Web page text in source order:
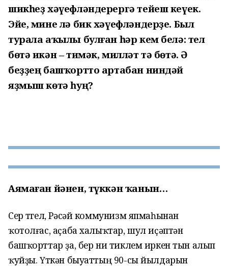
шикһеҙ хәүефләндерергә тейеш кеүек.
Эйе, мине лә бик хәүефләндерҙе. Был
турала аҡылы булған һәр кем белә: тел
бөтә икән – тимәк, милләт тә бөтә. Ә
беҙҙең башҡортто артабан ниндәй
яҙмыш көтә һуң?
Аямаған йәнен, түккән ҡанын…
Сер түгел, Рәсәй коммунизм япмаһынан
ҡотолғас, аҫаба халыҡтар, шул иҫәптән
башҡорттар ҙа, бер ни тиклем иркен тын алып
ҡуйҙы. Үткән быуаттың 90-сы йылдарын